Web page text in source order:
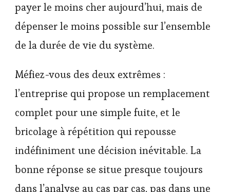
payer le moins cher aujourd’hui, mais de
dépenser le moins possible sur l’ensemble
de la durée de vie du système.
Méfiez-vous des deux extrêmes :
l’entreprise qui propose un remplacement
complet pour une simple fuite, et le
bricolage à répétition qui repousse
indéfiniment une décision inévitable. La
bonne réponse se situe presque toujours
dans l’analyse au cas par cas, pas dans une